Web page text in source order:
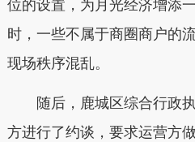
位的设置，为月光经济增添
时，一些不属于商圈商户的
现场秩序混乱。
随后，鹿城区综合行政执
方进行了约谈，要求运营方